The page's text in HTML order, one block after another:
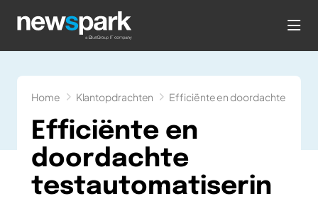
Home Klantopdrachten Efficiënte en doordachte
Efficiënte en
doordachte
testautomatiserin